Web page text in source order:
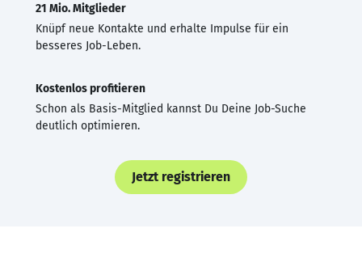
21 Mio. Mitglieder
Knüpf neue Kontakte und erhalte Impulse für ein
besseres Job-Leben.
Kostenlos profitieren
Schon als Basis-Mitglied kannst Du Deine Job-Suche
deutlich optimieren.
Jetzt registrieren